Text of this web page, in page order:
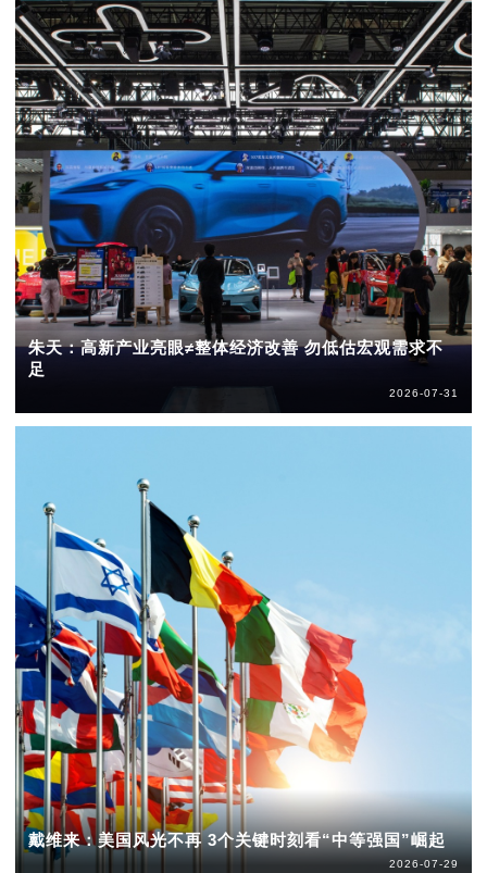
朱天：高新产业亮眼≠整体经济改善 勿低估宏观需求不
足
2026-07-31
戴维来：美国风光不再 3个关键时刻看“中等强国”崛起
2026-07-29